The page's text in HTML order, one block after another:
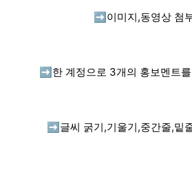
➡️ 이미지,동영상 첨
➡️ 한 계정으로 3개의 홍보멘트
➡️ 글씨 굵기,기울기,중간줄,밑